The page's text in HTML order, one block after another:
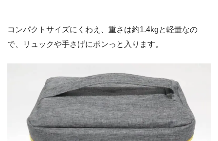
コンパクトサイズにくわえ、重さは約1.4kgと軽量なの
で、リュックや手さげにポンっと入ります。